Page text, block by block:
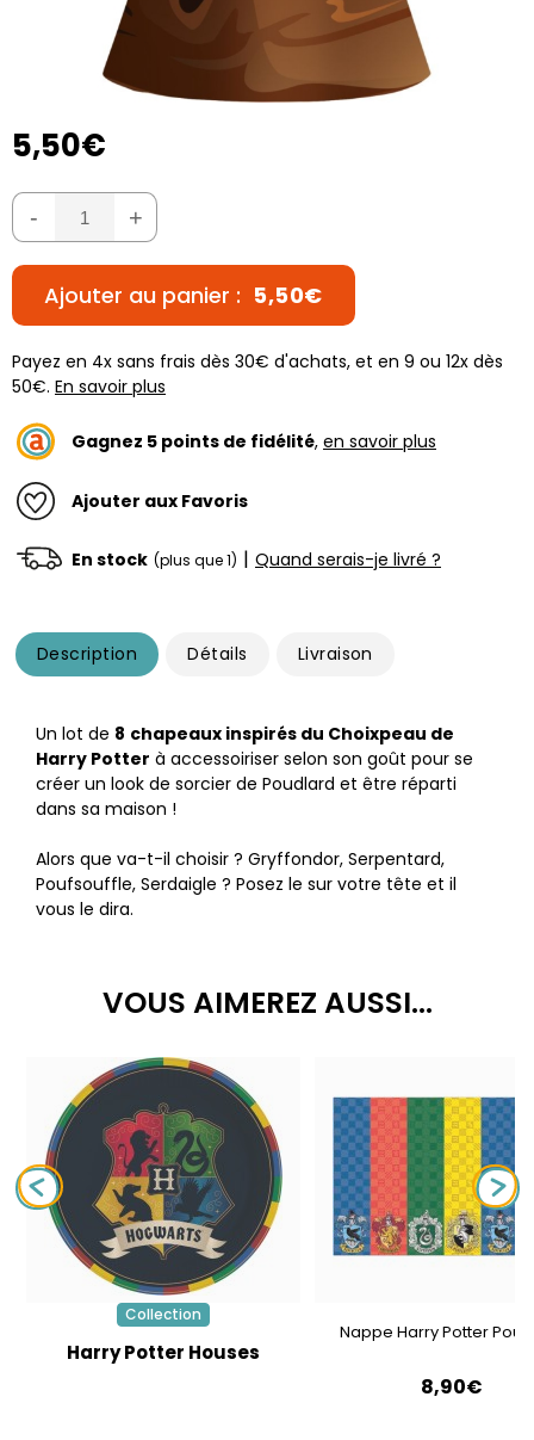
5,50€
- +
Ajouter au panier : 5,50€
Payez en 4x sans frais dès 30€ d'achats, et en 9 ou 12x dès
50€. En savoir plus
Gagnez 5 points de fidélité, en savoir plus
Ajouter aux Favoris
En stock (plus que 1) | Quand serais-je livré ?
Description Détails Livraison
Un lot de 8 chapeaux inspirés du Choixpeau de
Harry Potter à accessoiriser selon son goût pour se
créer un look de sorcier de Poudlard et être réparti
dans sa maison !
Alors que va-t-il choisir ? Gryffondor, Serpentard,
Poufsouffle, Serdaigle ? Posez le sur votre tête et il
vous le dira.
VOUS AIMEREZ AUSSI...
Collection
Harry Potter Houses
Nappe Harry Potter
8,90€